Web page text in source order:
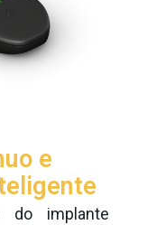
e
do implante